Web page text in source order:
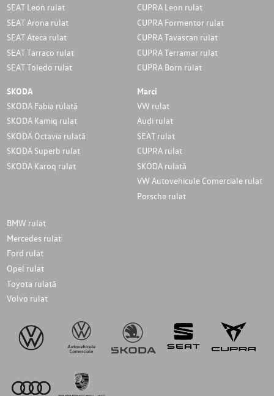
SEAT Leon rulat
SEAT Arona rulat
SEAT Ateca rulat
SEAT Tarraco rulat
SEAT Toledo rulat
CUPRA Leon rulat
CUPRA Formentor rulat
CUPRA Tavascan rulat
CUPRA Terramar rulat
CUPRA Born rulat
SKODA
SKODA Fabia rulată
SKODA Kamiq rulat
SKODA Octavia rulată
SKODA Superb rulat
SKODA Karoq rulat
Marci
VW rulat
Audi rulat
SEAT rulat
CUPRA rulat
SKODA rulată
VW Autovehicule Comerciale rulat
Porsche rulat
BMW rulat
Mercedes rulat
Ford rulat
Opel rulat
Toyota rulată
Volvo rulat